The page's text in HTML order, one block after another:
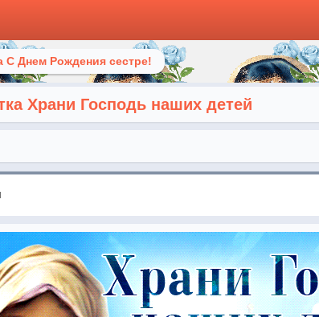
С Днем Рождения сестре!
Храни Господь наших детей